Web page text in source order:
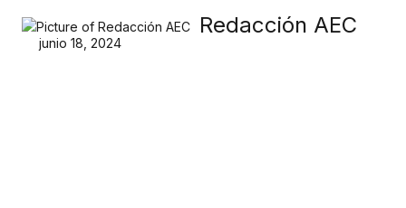
Redacción AEC
junio 18, 2024